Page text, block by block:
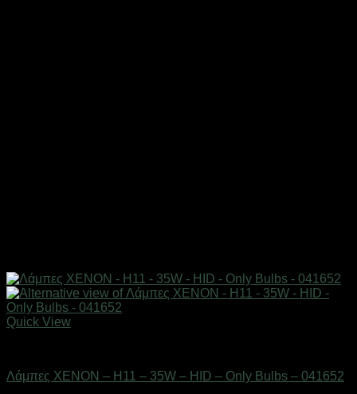
Quick View
Λάμπες XENON – H11 – 35W – HID – Only Bulbs – 041652